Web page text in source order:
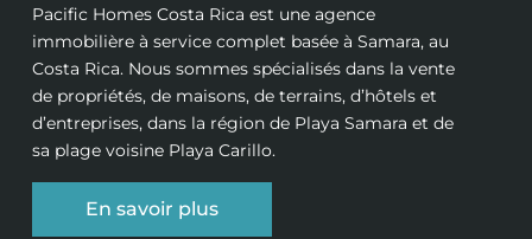
Pacific Homes Costa Rica est une agence
immobilière à service complet basée à Samara, au
Costa Rica. Nous sommes spécialisés dans la vente
de propriétés, de maisons, de terrains, d’hôtels et
d’entreprises, dans la région de Playa Samara et de
sa plage voisine Playa Carillo.
En savoir plus